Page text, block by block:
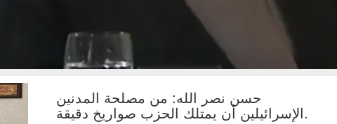
حسن نصر الله: من مصلحة المدنين
الإسرائيلين أن يمتلك الحزب صواريخ دقيقة.